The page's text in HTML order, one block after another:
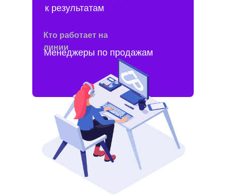
Обучение сотрудников
Менеджмент сотрудников, 1
продаж на каждых 5-10 человек
ЗП + налоги
Оплата офиса и техники
Оплата телефонии, CRM, смс
•
•
Дополнительно
Ваше внимание и время на отбор
менеджмент
Текучка нанятых сотрудников ~20-
•
к результатам
Менеджеры по продажам
Кто работает на
линии